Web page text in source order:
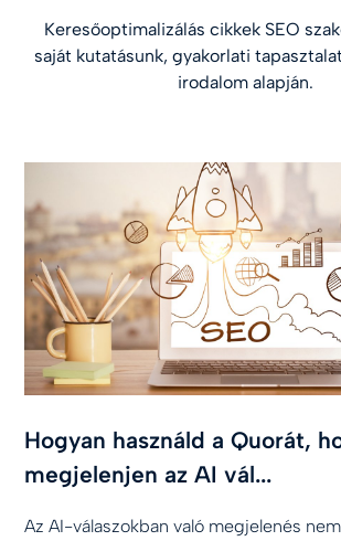
Keresőoptimalizálás cikkek SEO
saját kutatásunk, gyakorlati
irodalom alapján.
Hogyan használd a Quorát,
megjelenjen az AI vál...
Az AI-válaszokban való megjelenés